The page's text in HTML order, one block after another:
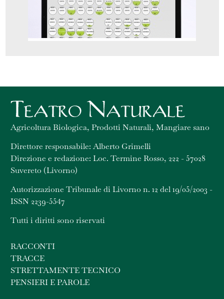
Agricoltura Biologica, Prodotti Naturali, Mangiare sano
Direttore responsabile: Alberto Grimelli
Direzione e redazione: Loc. Termine Rosso, 222 - 57028
Suvereto (Livorno)
Autorizzazione Tribunale di Livorno n. 12 del 19/05/2003 -
ISSN 2239-5547
Tutti i diritti sono riservati
RACCONTI
TRACCE
STRETTAMENTE TECNICO
PENSIERI E PAROLE